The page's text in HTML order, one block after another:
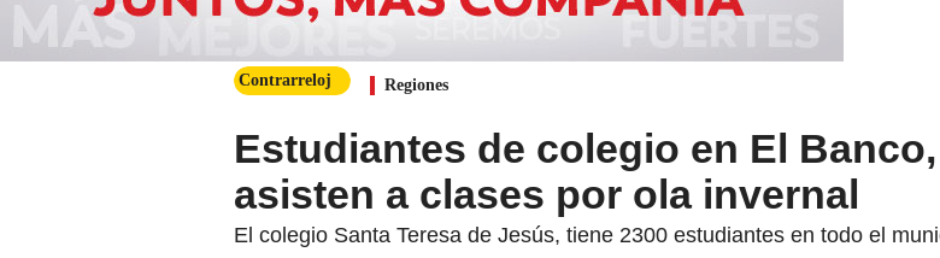
Contrarreloj Regiones
Estudiantes de colegio en El
asisten a clases por ola invernal
El colegio Santa Teresa de Jesús, tiene 2300 estudiantes en todo el